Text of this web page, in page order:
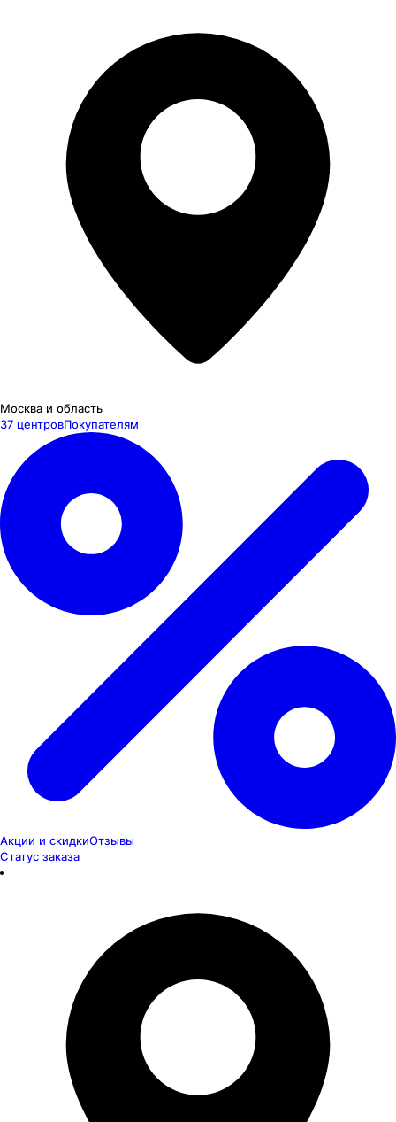
Москва и область
37 центровПокупателям
Акции и скидкиОтзывы
Статус заказа